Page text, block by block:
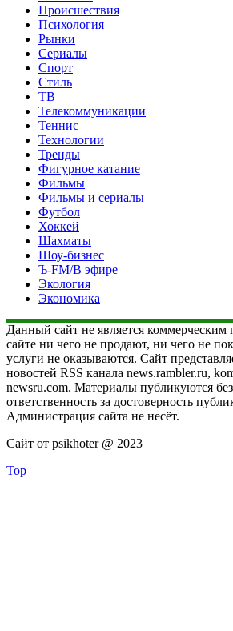
Происшествия
Психология
Рынки
Сериалы
Спорт
Стиль
ТВ
Телекоммуникации
Теннис
Технологии
Тренды
Фигурное катание
Фильмы
Фильмы и сериалы
Футбол
Хоккей
Шахматы
Шоу-бизнес
Ъ-FM/В эфире
Экология
Экономика
Данный сайт не является коммерческим
сайте ни чего не продают, ни чего не
услуги не оказываются. Сайт
новостей RSS канала news.rambler.ru,
newsru.com. Материалы публикуются
ответственность за достоверность
Администрация сайта не несёт.
Сайт от psikhoter @ 2023
Top